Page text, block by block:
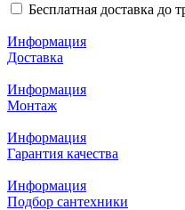
Бесплатная доставка до
Информация
Доставка
Информация
Монтаж
Информация
Гарантия качества
Информация
Подбор сантехники